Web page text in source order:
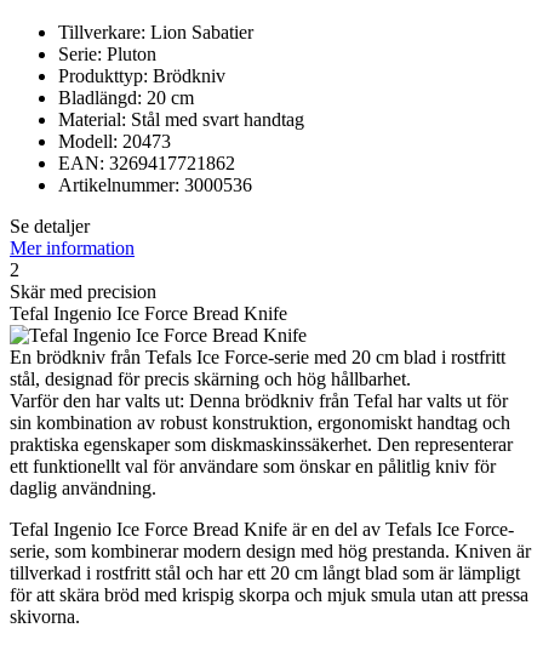
Tillverkare: Lion Sabatier
Serie: Pluton
Produkttyp: Brödkniv
Bladlängd: 20 cm
Material: Stål med svart handtag
Modell: 20473
EAN: 3269417721862
Artikelnummer: 3000536
Se detaljer
Mer information
2
Skär med precision
Tefal Ingenio Ice Force Bread Knife
En brödkniv från Tefals Ice Force-serie med 20 cm blad i rostfritt
stål, designad för precis skärning och hög hållbarhet.
Varför den har valts ut: Denna brödkniv från Tefal har valts ut för
sin kombination av robust konstruktion, ergonomiskt handtag och
praktiska egenskaper som diskmaskinssäkerhet. Den representerar
ett funktionellt val för användare som önskar en pålitlig kniv för
daglig användning.
Tefal Ingenio Ice Force Bread Knife är en del av Tefals Ice Force-
serie, som kombinerar modern design med hög prestanda. Kniven är
tillverkad i rostfritt stål och har ett 20 cm långt blad som är lämpligt
för att skära bröd med krispig skorpa och mjuk smula utan att pressa
skivorna.